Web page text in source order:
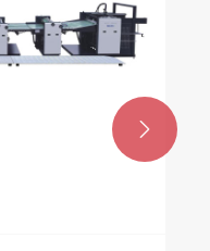
